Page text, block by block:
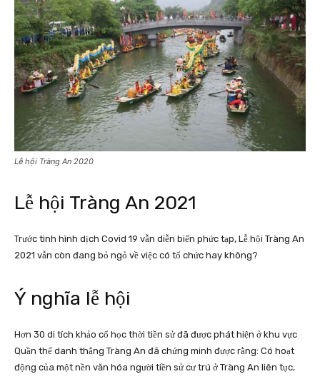
Lễ hội Tràng An 2020
Lễ hội Tràng An 2021
Trước tình hình dịch Covid 19 vẫn diễn biến phức tạp, Lễ hội Tràng An
2021 vẫn còn đang bỏ ngỏ về việc có tổ chức hay không?
Ý nghĩa lễ hội
Hơn 30 di tích khảo cổ học thời tiền sử đã được phát hiện ở khu vực
Quần thể danh thắng Tràng An đã chứng minh được rằng: Có hoạt
động của một nền văn hóa người tiền sử cư trú ở Tràng An liên tục,